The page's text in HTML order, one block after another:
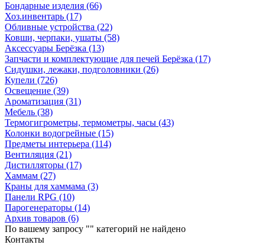
Бондарные изделия (66)
Хоз.инвентарь (17)
Обливные устройства (22)
Ковши, черпаки, ушаты (58)
Аксессуары Берёзка (13)
Запчасти и комплектующие для печей Берёзка (17)
Сидушки, лежаки, подголовники (26)
Купели (726)
Освещение (39)
Ароматизация (31)
Мебель (38)
Термогигрометры, термометры, часы (43)
Колонки водогрейные (15)
Предметы интерьера (114)
Вентиляция (21)
Дистилляторы (17)
Хаммам (27)
Краны для хаммама (3)
Панели RPG (10)
Парогенераторы (14)
Архив товаров (6)
По вашему запросу "" категорий не найдено
Контакты